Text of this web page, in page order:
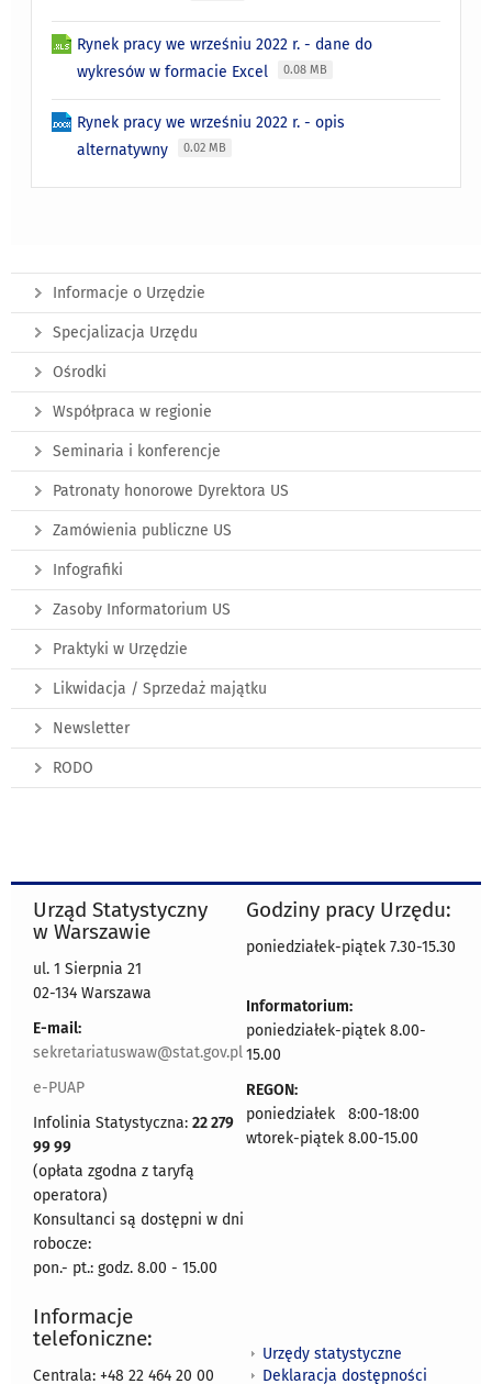
Rynek pracy we wrześniu 2022 r. - dane do
wykresów w formacie Excel
0.08 MB
Rynek pracy we wrześniu 2022 r. - opis
alternatywny
0.02 MB
Informacje o Urzędzie
Specjalizacja Urzędu
Ośrodki
Współpraca w regionie
Seminaria i konferencje
Patronaty honorowe Dyrektora US
Zamówienia publiczne US
Infografiki
Zasoby Informatorium US
Praktyki w Urzędzie
Likwidacja / Sprzedaż majątku
Newsletter
RODO
Urząd Statystyczny
w Warszawie
ul. 1 Sierpnia 21
02-134 Warszawa
E-mail:
sekretariatuswaw@stat.gov.pl
e-PUAP
Infolinia Statystyczna: 22 279
99 99
(opłata zgodna z taryfą
operatora)
Konsultanci są dostępni w dni
robocze:
pon.- pt.: godz. 8.00 - 15.00
Godziny pracy Urzędu:
poniedziałek-piątek 7.30-15.30
Informatorium:
poniedziałek-piątek 8.00-
15.00
REGON:
poniedziałek 8:00-18:00
wtorek-piątek 8.00-15.00
Informacje
telefoniczne:
Centrala: +48 22 464 20 00
Urzędy statystyczne
Deklaracja dostępności